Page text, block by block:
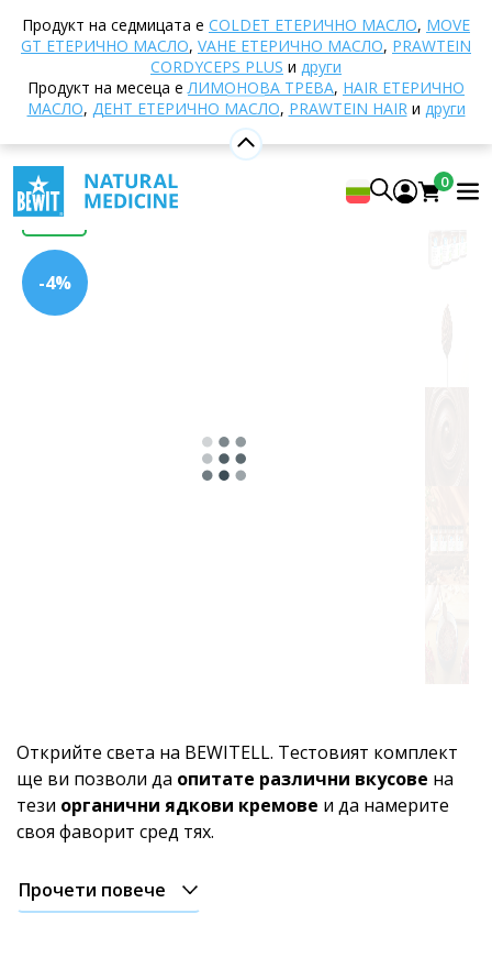
Продукт на седмицата е COLDET EТЕРИЧНО МАСЛО, MOVE
GT ЕТЕРИЧНО МАСЛО, VAHE ЕТЕРИЧНО МАСЛО, PRAWTEIN
CORDYCEPS PLUS и други
Продукт на месеца еЛИМОНОВА ТРЕВА, HAIR ЕТЕРИЧНО
МАСЛО, ДЕНТ ЕТЕРИЧНО МАСЛО, PRAWTEIN HAIRи други
0
комплекти BEWIT
Bewitella Tasting Set
Bewitella Tasting Set
Покажи 3 рецензии
НОВО
-4%
Открийте света на BEWITELL. Тестовият комплект
ще ви позволи да опитате различни вкусове на
тези органични ядкови кремове и да намерите
своя фаворит сред тях.
Прочети повече